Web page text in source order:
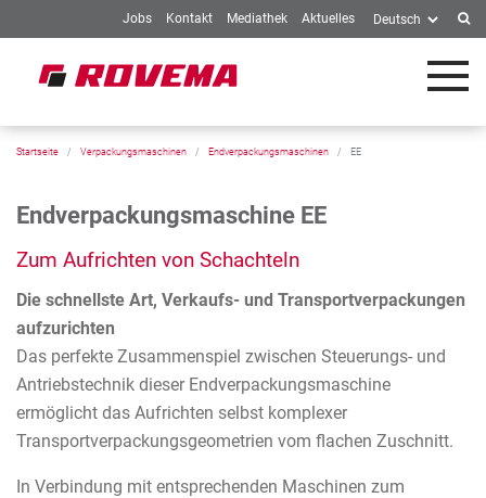
Jobs Kontakt Mediathek Aktuelles
Startseite Verpackungsmaschinen Endverpackungsmaschinen EE
Endverpackungsmaschine EE
Zum Aufrichten von Schachteln
Die schnellste Art, Verkaufs- und Transportverpackungen
aufzurichten
Das perfekte Zusammenspiel zwischen Steuerungs- und
Antriebstechnik dieser Endverpackungsmaschine
ermöglicht das Aufrichten selbst komplexer
Transportverpackungsgeometrien vom flachen Zuschnitt.
In Verbindung mit entsprechenden Maschinen zum